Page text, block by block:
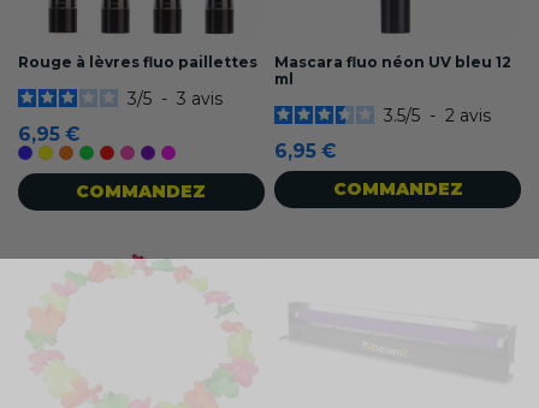
Rouge à lèvres fluo paillettes
3/5 - 3 avis
6,95 €
BleuJauneOrange
VertRouge
RoseVioletMagenta fluo
COMMANDEZ
Mascara fluo néon UV bleu 12
ml
3.5/5 - 2 avis
6,95 €
COMMANDEZ